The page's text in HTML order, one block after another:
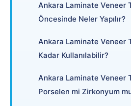
Ankara Laminate Veneer
Öncesinde Neler Yapılır?
Ankara Laminate Veneer
Kadar Kullanılabilir?
Ankara Laminate Veneer
Porselen mi Zirkonyum mu